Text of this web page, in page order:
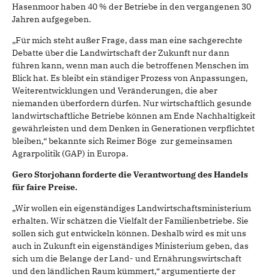
Hasenmoor haben 40 % der Betriebe in den vergangenen 30
Jahren aufgegeben.
„Für mich steht außer Frage, dass man eine sachgerechte
Debatte über die Landwirtschaft der Zukunft nur dann
führen kann, wenn man auch die betroffenen Menschen im
Blick hat. Es bleibt ein ständiger Prozess von Anpassungen,
Weiterentwicklungen und Veränderungen, die aber
niemanden überfordern dürfen. Nur wirtschaftlich gesunde
landwirtschaftliche Betriebe können am Ende Nachhaltigkeit
gewährleisten und dem Denken in Generationen verpflichtet
bleiben,“ bekannte sich Reimer Böge zur gemeinsamen
Agrarpolitik (GAP) in Europa.
Gero Storjohann forderte die Verantwortung des Handels
für faire Preise.
„Wir wollen ein eigenständiges Landwirtschaftsministerium
erhalten. Wir schätzen die Vielfalt der Familienbetriebe. Sie
sollen sich gut entwickeln können. Deshalb wird es mit uns
auch in Zukunft ein eigenständiges Ministerium geben, das
sich um die Belange der Land- und Ernährungswirtschaft
und den ländlichen Raum kümmert,“ argumentierte der